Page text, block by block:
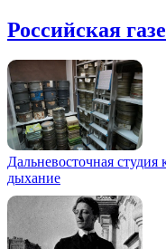
Российская
Дальневосточная студия
дыхание